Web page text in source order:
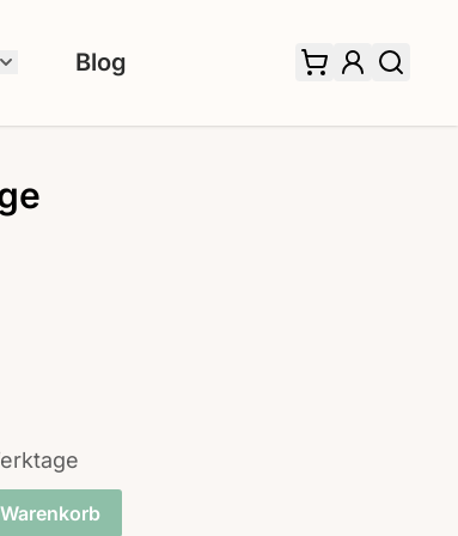
umschalten
Untermenü für Zubehör umschalten
Blog